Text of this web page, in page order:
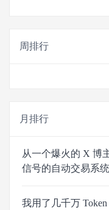
周排行
月排行
从一个爆火的 X 博
信号的自动交易系统
我用了几千万